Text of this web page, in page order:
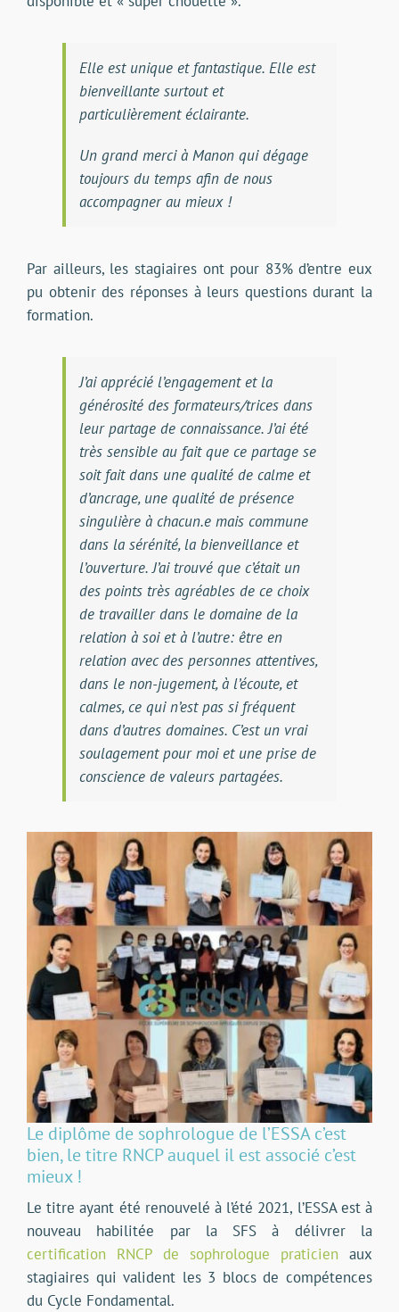
Elle est unique et fantastique. Elle est
bienveillante surtout et
particulièrement éclairante.
Un grand merci à Manon qui dégage
toujours du temps afin de nous
accompagner au mieux !
Par ailleurs, les stagiaires ont pour 83% d’entre eux
pu obtenir des réponses à leurs questions durant la
formation.
J’ai apprécié l’engagement et la
générosité des formateurs/trices dans
leur partage de connaissance. J’ai été
très sensible au fait que ce partage se
soit fait dans une qualité de calme et
d’ancrage, une qualité de présence
singulière à chacun.e mais commune
dans la sérénité, la bienveillance et
l’ouverture. J’ai trouvé que c’était un
des points très agréables de ce choix
de travailler dans le domaine de la
relation à soi et à l’autre: être en
relation avec des personnes attentives,
dans le non-jugement, à l’écoute, et
calmes, ce qui n’est pas si fréquent
dans d’autres domaines. C’est un vrai
soulagement pour moi et une prise de
conscience de valeurs partagées.
Le diplôme de sophrologue de l’ESSA c’est
bien, le titre RNCP auquel il est associé c’est
mieux !
Le titre ayant été renouvelé à l’été 2021, l’ESSA est à
nouveau habilitée par la SFS à délivrer la
certification RNCP de sophrologue praticien aux
stagiaires qui valident les 3 blocs de compétences
du Cycle Fondamental.